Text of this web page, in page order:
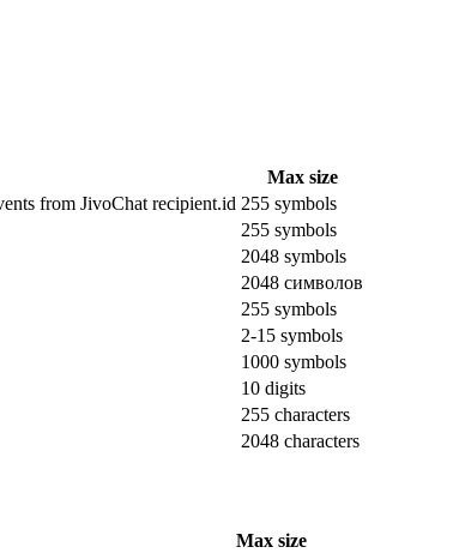
Max size
from JivoChat recipient.id 255 symbols
255 symbols
2048 symbols
2048 символов
255 symbols
2-15 symbols
1000 symbols
10 digits
255 characters
2048 characters
Max size